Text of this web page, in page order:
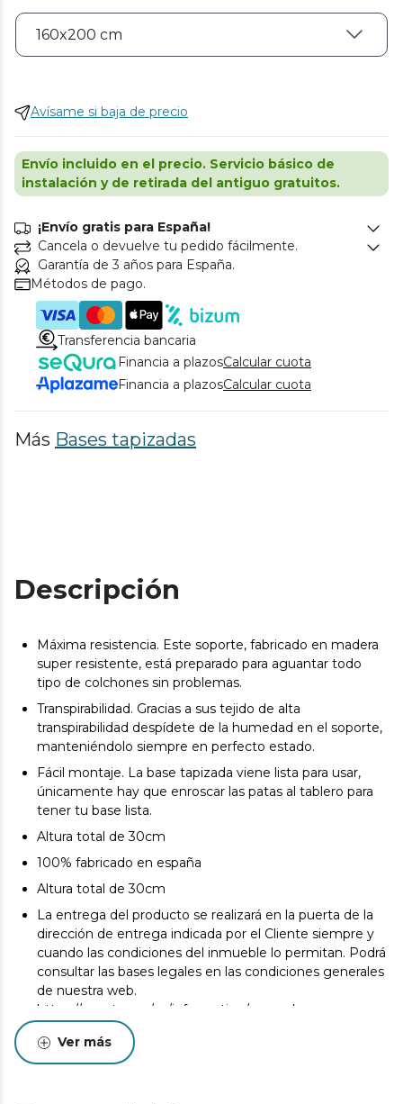
Avísame si baja de precio
Envío incluido en el precio. Servicio básico de
instalación y de retirada del antiguo gratuitos.
¡Envío gratis para España!
Cancela o devuelve tu pedido fácilmente.
Garantía de 3 años para España.
Métodos de pago.
Transferencia bancaria
Financia a plazosCalcular cuota
Financia a plazosCalcular cuota
Más Bases tapizadas
Descripción
Máxima resistencia. Este soporte, fabricado en madera
super resistente, está preparado para aguantar todo
tipo de colchones sin problemas.
Transpirabilidad. Gracias a sus tejido de alta
transpirabilidad despídete de la humedad en el soporte,
manteniéndolo siempre en perfecto estado.
Fácil montaje. La base tapizada viene lista para usar,
únicamente hay que enroscar las patas al tablero para
tener tu base lista.
Altura total de 30cm
100% fabricado en españa
Altura total de 30cm
La entrega del producto se realizará en la puerta de la
dirección de entrega indicada por el Cliente siempre y
cuando las condiciones del inmueble lo permitan. Podrá
consultar las bases legales en las condiciones generales
de nuestra web.
https://cecotec.es/es/information/general-
conditionshttps://cecotec.es/es/information/general-
conditions
Ver más